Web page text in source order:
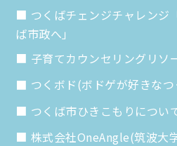
つくばチェンジチャレンジ
ば市政へ」
子育てカウンセリングリソ
つくボド(ボドゲが好きな
つくば市ひきこもりについ
株式会社OneAngle(筑波大